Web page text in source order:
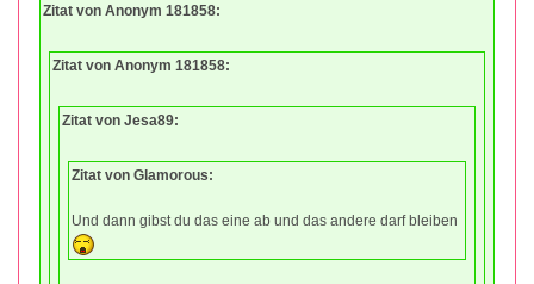
Zitat von Anonym 181858:
Zitat von Anonym 181858:
Zitat von Jesa89:
Zitat von Glamorous:
Und dann gibst du das eine ab und das andere darf bleiben